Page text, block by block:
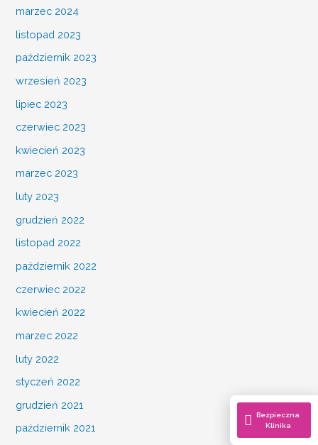
marzec 2024
listopad 2023
październik 2023
wrzesień 2023
lipiec 2023
czerwiec 2023
kwiecień 2023
marzec 2023
luty 2023
grudzień 2022
listopad 2022
październik 2022
czerwiec 2022
kwiecień 2022
marzec 2022
luty 2022
styczeń 2022
grudzień 2021
październik 2021
Bezpieczna
Klinika